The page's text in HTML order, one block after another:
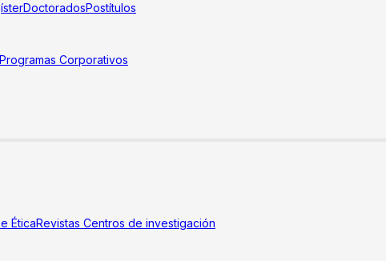
DoctoradosPostítulos
Programas Corporativos
ÉticaRevistas Centros de investigación